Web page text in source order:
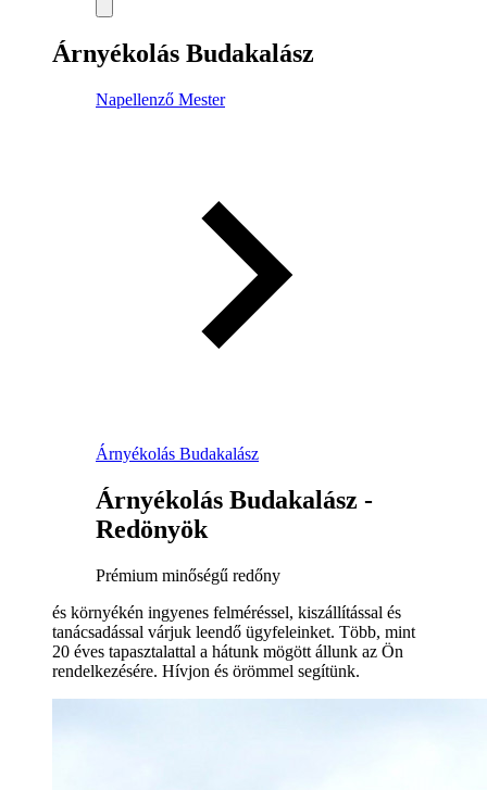
Árnyékolás Budakalász
Napellenző Mester
Árnyékolás Budakalász
Árnyékolás Budakalász -
Redönyök
Prémium minőségű redőny
és környékén ingyenes felméréssel, kiszállítással és
tanácsadással várjuk leendő ügyfeleinket. Több, mint
20 éves tapasztalattal a hátunk mögött állunk az Ön
rendelkezésére. Hívjon és örömmel segítünk.